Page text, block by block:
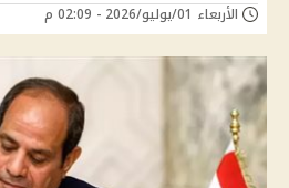
الأربعاء 01/يوليو/2026 - 02:09 م